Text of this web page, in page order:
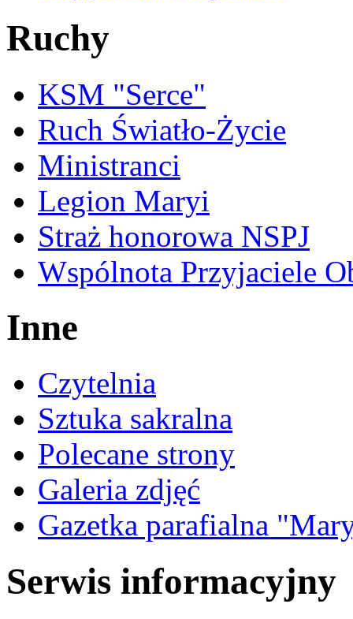
Ruchy
KSM "Serce"
Ruch Światło-Życie
Ministranci
Legion Maryi
Straż honorowa NSPJ
Wspólnota Przyjaciele
Inne
Czytelnia
Sztuka sakralna
Polecane strony
Galeria zdjęć
Gazetka parafialna
Serwis informacyjny